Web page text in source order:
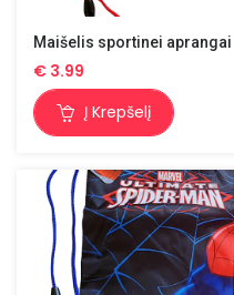
Maišelis sportinei
€ 3.99
Į Krepšelį